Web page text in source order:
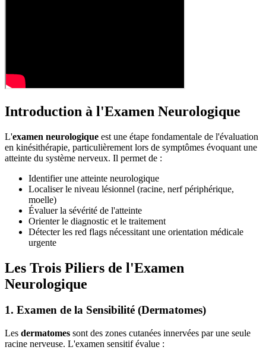
Introduction à l'Examen Neurologique
L'examen neurologique est une étape fondamentale de l'évaluation
en kinésithérapie, particulièrement lors de symptômes évoquant une
atteinte du système nerveux. Il permet de :
Identifier une atteinte neurologique
Localiser le niveau lésionnel (racine, nerf périphérique,
moelle)
Évaluer la sévérité de l'atteinte
Orienter le diagnostic et le traitement
Détecter les red flags nécessitant une orientation médicale
urgente
Les Trois Piliers de l'Examen
Neurologique
1. Examen de la Sensibilité (Dermatomes)
Les dermatomes sont des zones cutanées innervées par une seule
racine nerveuse. L'examen sensitif évalue :